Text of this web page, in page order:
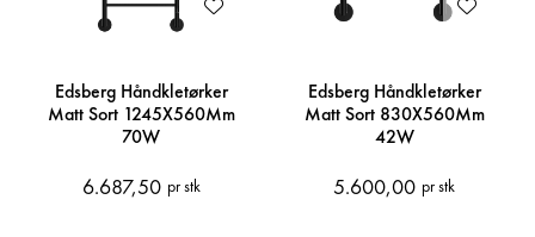
Edsberg Håndkletørker
Matt Sort 1245X560Mm
70W
6.687,50 pr stk
Edsberg Håndkletørker
Matt Sort 830X560Mm
42W
5.600,00 pr stk
Logg inn